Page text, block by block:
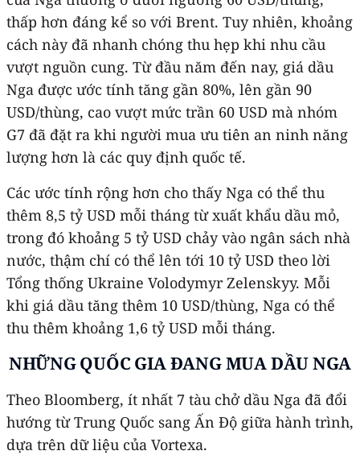
thấp hơn đáng kể so với Brent. Tuy nhiên, khoảng
cách này đã nhanh chóng thu hẹp khi nhu cầu
vượt nguồn cung. Từ đầu năm đến nay, giá dầu
Nga được ước tính tăng gần 80%, lên gần 90
USD/thùng, cao vượt mức trần 60 USD mà nhóm
G7 đã đặt ra khi người mua ưu tiên an ninh năng
lượng hơn là các quy định quốc tế.
Các ước tính rộng hơn cho thấy Nga có thể thu
thêm 8,5 tỷ USD mỗi tháng từ xuất khẩu dầu mỏ,
trong đó khoảng 5 tỷ USD chảy vào ngân sách nhà
nước, thậm chí có thể lên tới 10 tỷ USD theo lời
Tổng thống Ukraine Volodymyr Zelenskyy. Mỗi
khi giá dầu tăng thêm 10 USD/thùng, Nga có thể
thu thêm khoảng 1,6 tỷ USD mỗi tháng.
NHỮNG QUỐC GIA ĐANG MUA DẦU NGA
Theo Bloomberg, ít nhất 7 tàu chở dầu Nga đã đổi
hướng từ Trung Quốc sang Ấn Độ giữa hành trình,
dựa trên dữ liệu của Vortexa.